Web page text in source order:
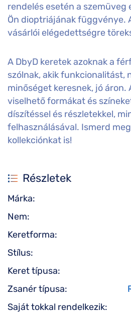
rendelés esetén a szemüveg
Ön dioptriájának függvénye.
vásárlói elégedettségre
A DbyD keretek azoknak a
szólnak, akik funkcionalitást,
minőséget keresnek, jó áron.
viselhető formákat és
díszítéssel és részletekkel,
felhasználásával. Ismerd
kollekciónkat is!
Részletek
Márka:
Nem:
Keretforma:
Stílus:
Keret típusa:
Zsanér típusa:
Saját tokkal rendelkezik: